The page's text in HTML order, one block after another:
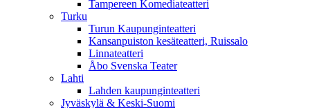
Tampereen Komediateatteri
Turku
Turun Kaupunginteatteri
Kansanpuiston kesäteatteri, Ruissalo
Linnateatteri
Åbo Svenska Teater
Lahti
Lahden kaupunginteatteri
Jyväskylä & Keski-Suomi